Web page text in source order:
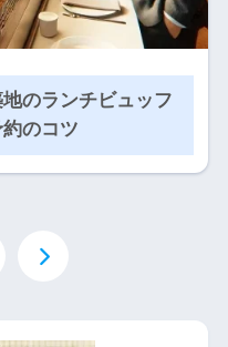
のランチビュッフ
のコツ